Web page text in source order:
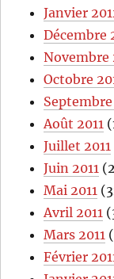
Janvier
Décembre
Novembre
Octobre
Septembre
Août 2011
Juillet 2011
Juin 2011
Mai 2011
Avril 2011
Mars 2011
Février